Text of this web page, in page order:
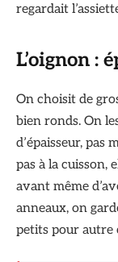
regardait
L’oignon :
On choisit de
bien ronds. On
d’épaisseur,
pas à la cuisson,
avant même
anneaux, on
petits pour autre